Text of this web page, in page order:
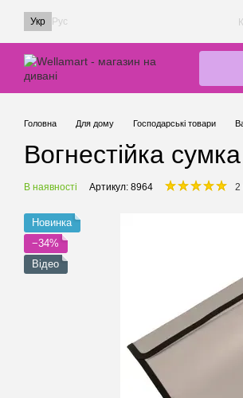
Перейти до основного контенту
Укр Рус
Головна Для дому Господарські товари
Вогнестійка
В наявності Артикул: 8964 2
Новинка
−34%
Відео